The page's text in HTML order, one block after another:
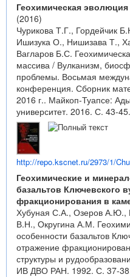
Геохимическая
(2016)
Чурикова Т.Г., Гордейчик
Ишизука О., Нишизава Т.,
Вагларов Б.С.
массива / Вулканизм,
проблемы. Восьмая
конференция. Сборник
2016 г.. Майкоп-Туапсе:
университет. 2016. С. 43-45.
http://repo.kscnet.ru/2973/1/
Геохимические и
базальтов Ключевского
фракционирования в
Хубуная С.А., Озеров А.Ю.,
В.Н., Округина А.М.
особенности базальтов
отражение
структуры и
ИВ ДВО РАН. 1992. С. 37-